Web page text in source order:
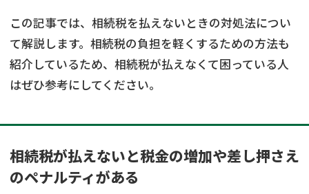
この記事では、相続税を払えないときの対処法につい
て解説します。相続税の負担を軽くするための方法も
紹介しているため、相続税が払えなくて困っている人
はぜひ参考にしてください。
相続税が払えないと税金の増加や差し押さえ
のペナルティがある